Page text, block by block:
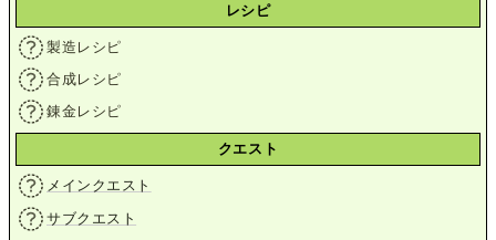
レシピ
製造レシピ
合成レシピ
錬金レシピ
クエスト
メインクエスト
サブクエスト